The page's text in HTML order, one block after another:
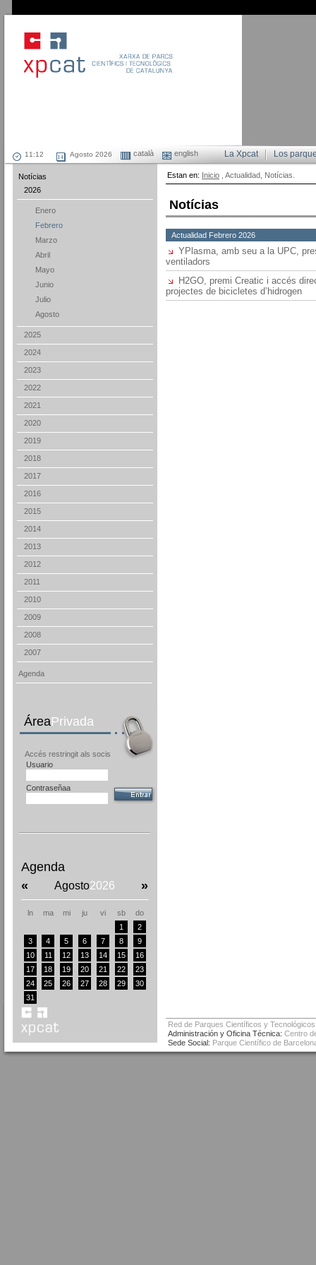
Agosto 2026 català english Los
La Xpcat
Notícias
2026
Enero
Febrero
Marzo
Abril
Mayo
Junio
Julio
Agosto
2025
2024
2023
2022
2021
2020
2019
2018
2017
2016
2015
2014
2013
2012
2011
2010
2009
2008
2007
Agenda
ÁreaPrivada
Accés restringit als socis
Usuario
Contraseñaa
Agenda
«
Agosto2026 »
ln ma mi ju vi sb
do
1
2
3
4 5 6 7 8
9
10
11 12 13 14 15
16
17
18 19 20 21 22
23
24
25 26 27 28 29
30
31
Estan en: Inicio , Actualidad, Notícias.
Notícias
Actualidad Febrero 2026
YPlasma, amb seu a la UPC,
ventiladors
H2GO, premi Creatic i accés
projectes de bicicletes d’hidrogen
Red de Parques Científicos y
Administración y Oficina Técnica: Centro
Sede Social: Parque Científico de